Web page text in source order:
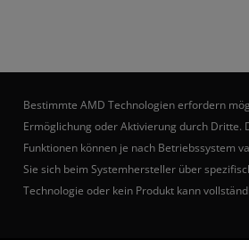
Bestimmte AMD Technologien erfordern
Ermöglichung oder Aktivierung durch Dritte.
Funktionen können je nach Betriebssystem
Sie sich beim Systemhersteller über
Technologie oder kein Produkt kann